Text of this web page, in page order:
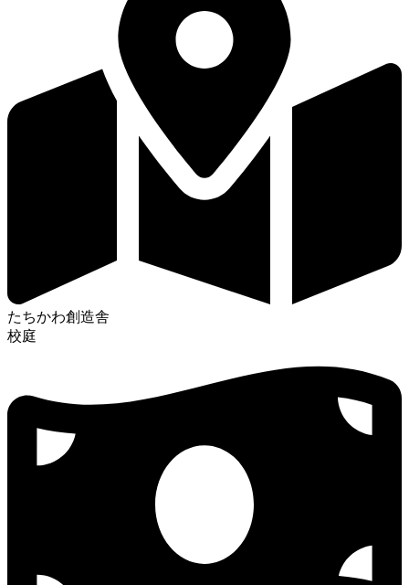
たちかわ創造舎
校庭